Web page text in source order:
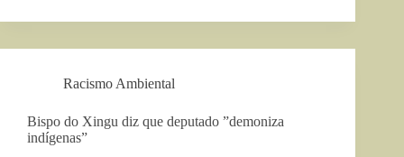
Racismo Ambiental
Bispo do Xingu diz que deputado ”demoniza
indígenas”